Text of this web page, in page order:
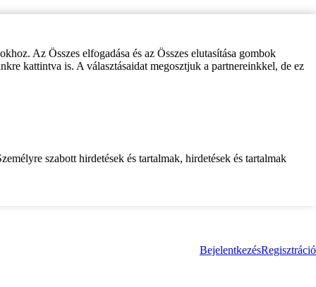
Az Összes elfogadása és az Összes elutasítása gombok
kattintva is. A választásaidat megosztjuk a partnereinkkel, de ez
szabott hirdetések és tartalmak, hirdetések és tartalmak
BejelentkezésRegisztráció